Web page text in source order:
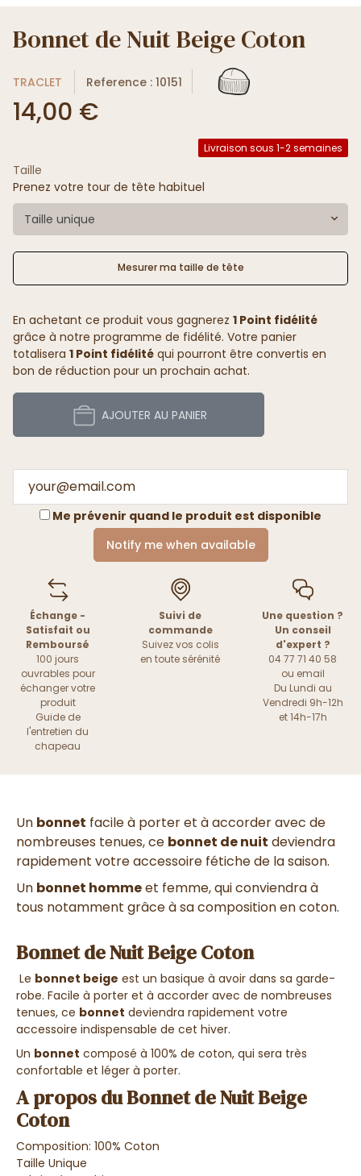
Bonnet de Nuit Beige Coton
TRACLET Reference : 10151
14,00 €
Livraison sous 1-2 semaines
Taille
Prenez votre tour de tête habituel
Taille unique
Mesurer ma taille de tête
En achetant ce produit vous gagnerez 1 Point fidélité
grâce à notre programme de fidélité. Votre panier
totalisera 1 Point fidélité qui pourront être convertis en
bon de réduction pour un prochain achat.
AJOUTER AU PANIER
Me prévenir quand le produit est disponible
Notify me when available
Échange -
Satisfait ou
Remboursé
100 jours
ouvrables pour
échanger votre
produit
Guide de
l'entretien du
chapeau
Suivi de
commande
Suivez vos colis
en toute sérénité
Une question ?
Un conseil
d'expert ?
04 77 71 40 58
ou email
Du Lundi au
Vendredi 9h-12h
et 14h-17h
Un bonnet facile à porter et à accorder avec de
nombreuses tenues, ce bonnet de nuit deviendra
rapidement votre accessoire fétiche de la saison.
Un bonnet hommeet femme, qui conviendra à
tous notamment grâce à sa composition en coton.
Bonnet de Nuit Beige Coton
Le bonnet beige est un basique à avoir dans sa garde-
robe. Facile à porter et à accorder avec de nombreuses
tenues, ce bonnet deviendra rapidement votre
accessoire indispensable de cet hiver.
Un bonnet composé à 100% de coton, qui sera très
confortable et léger à porter.
A propos du Bonnet de Nuit Beige
Coton
Composition: 100% Coton
Taille Unique